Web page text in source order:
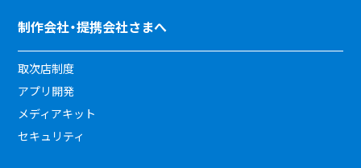
制作会社・提携会社さまへ
取次店制度
アプリ開発
メディアキット
セキュリティ